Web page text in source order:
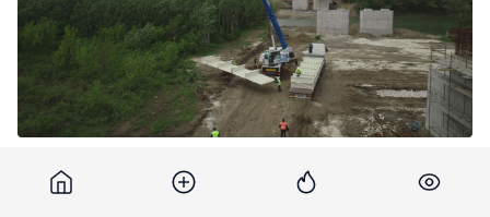
строительную площадку в Республике Молдова.